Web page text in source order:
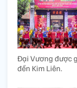
Đại Vương được
đền Kim Liên.